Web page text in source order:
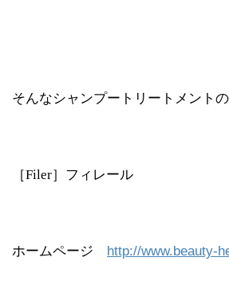
そんなシャンプートリートメントの
［Filer］フィレール
ホームページ http://www.beauty-